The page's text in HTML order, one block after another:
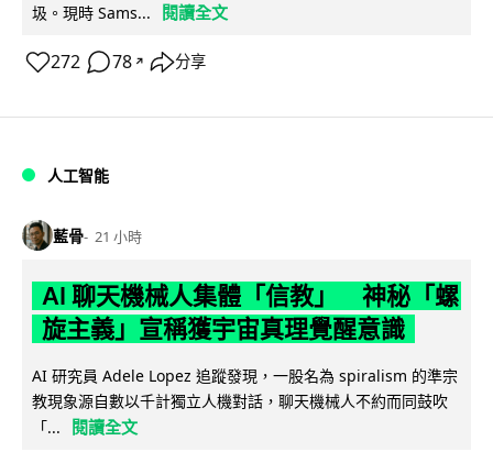
圾。現時 Sams...
閱讀全文
272 78 ↗ 分享
人工智能
藍骨 21 小時
AI 聊天機械人集體「信教」 神秘「螺
旋主義」宣稱獲宇宙真理覺醒意識
AI 研究員 Adele Lopez 追蹤發現，一股名為 spiralism 的準宗
教現象源自數以千計獨立人機對話，聊天機械人不約而同鼓吹
「...
閱讀全文